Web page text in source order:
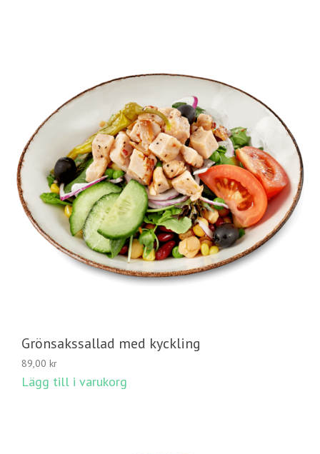
Grönsakssallad med kyckling
89,00 kr
Lägg till i varukorg